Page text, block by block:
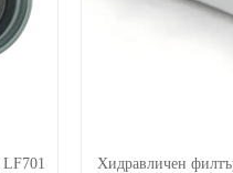
LF701
Хидравличен